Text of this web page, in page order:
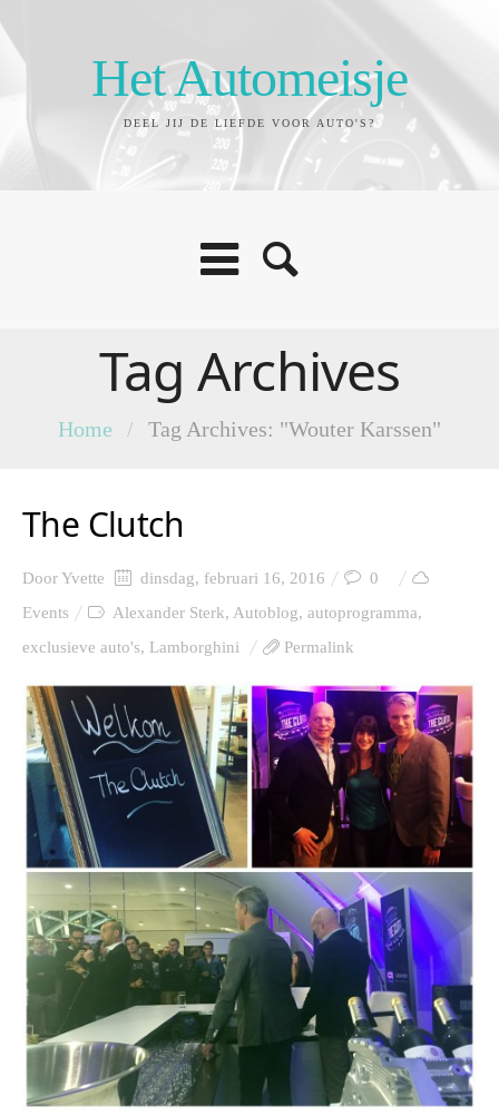
Het Automeisje
DEEL JIJ DE LIEFDE VOOR AUTO'S?
Tag Archives
Home / Tag Archives: "Wouter Karssen"
The Clutch
DoorYvette dinsdag, februari 16, 2016
0
Events
Alexander Sterk, Autoblog, autoprogramma,
exclusieve auto's, Lamborghini Permalink